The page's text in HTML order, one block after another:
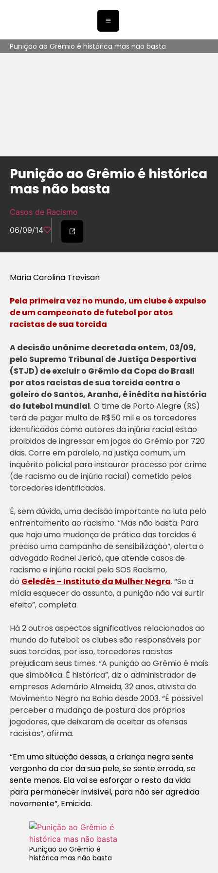
Punição ao Grêmio é histórica mas não basta
Punição ao Grêmio é histórica
mas não basta
Casos de Racismo
06/09/14
Maria Carolina Trevisan
Pela primeira vez no mundo, um clube é expulso
de um campeonato de futebol por atos
racistas de sua torcida
A decisão unânime decretada ontem, 03/09,
pelo Supremo Tribunal de Justiça Desportiva
(STJD) de excluir o Grêmio da Copa do Brasil
por atos racistas de sua torcida contra o
goleiro do Santos, Aranha, é inédita na história
do futebol mundial. O time de Porto Alegre (RS)
terá de pagar multa de R$50 mil e os torcedores
identificados como autores da injúria racial estão
proibidos de ingressar em jogos do Grêmio por 720
dias. Corre em paralelo, na justiça comum, um
inquérito policial para instaurar processo por crime
(de racismo ou de injúria racial) cometido pelos
torcedores identificados.
É, sem dúvida, uma decisão importante na luta pelo
enfrentamento ao racismo. “Mas não basta. Para
que haja uma mudança de prática das torcidas é
preciso uma campanha de sensibilização”, alerta o
advogado Rodnei Jericó, que atende casos de
racismo e injúria racial pelo SOS Racismo,
do Geledés – Instituto da Mulher Negra. “Se a
mídia esquecer do assunto, a punição não vai surtir
efeito”, completa.
Há 2 outros aspectos significativos relacionados ao
mundo do futebol: os clubes são responsáveis por
suas torcidas; por isso, torcedores racistas
prejudicam seus times. “A punição ao Grêmio é mais
que simbólica. É histórica”, diz o administrador de
empresas Ademário Almeida, 32 anos, ativista do
Movimento Negro na Bahia desde 2003. “É possível
perceber a mudança de postura dos próprios
jogadores, que deixaram de aceitar as ofensas
racistas”, afirma.
“Em uma situação dessas, a criança negra sente
vergonha da cor da sua pele, se sente errada, se
sente menos. Ela vai se esforçar o resto da vida
para permanecer invisível, para não ser agredida
novamente”, Emicida.
Punição ao Grêmio é
histórica mas não basta